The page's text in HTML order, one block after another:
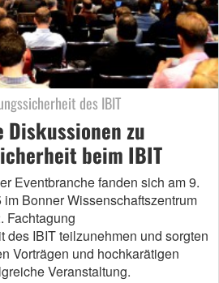
des IBIT
Diskussionen zu
beim IBIT
Eventbranche fanden sich am 9.
Bonner Wissenschaftszentrum
Fachtagung
des IBIT teilzunehmen und sorgten
Vorträgen und hochkarätigen
Veranstaltung.